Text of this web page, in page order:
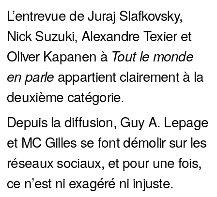
L’entrevue de Juraj Slafkovsky,
Nick Suzuki, Alexandre Texier et
Oliver Kapanen à Tout le monde
en parle appartient clairement à la
deuxième catégorie.
Depuis la diffusion, Guy A. Lepage
et MC Gilles se font démolir sur les
réseaux sociaux, et pour une fois,
ce n’est ni exagéré ni injuste.